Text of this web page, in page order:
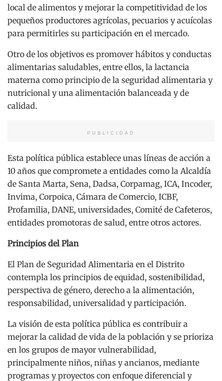
local de alimentos y mejorar la competitividad de los
pequeños productores agrícolas, pecuarios y acuícolas
para permitirles su participación en el mercado.
Otro de los objetivos es promover hábitos y conductas
alimentarias saludables, entre ellos, la lactancia
materna como principio de la seguridad alimentaria y
nutricional y una alimentación balanceada y de
calidad.
PUBLICIDAD
Esta política pública establece unas líneas de acción a
10 años que compromete a entidades como la Alcaldía
de Santa Marta, Sena, Dadsa, Corpamag, ICA, Incoder,
Invima, Corpoica, Cámara de Comercio, ICBF,
Profamilia, DANE, universidades, Comité de Cafeteros,
entidades promotoras de salud, entre otros actores.
Principios del Plan
El Plan de Seguridad Alimentaria en el Distrito
contempla los principios de equidad, sostenibilidad,
perspectiva de género, derecho a la alimentación,
responsabilidad, universalidad y participación.
La visión de esta política pública es contribuir a
mejorar la calidad de vida de la población y se prioriza
en los grupos de mayor vulnerabilidad,
principalmente niños, niñas y ancianos, mediante
programas y proyectos con enfoque diferencial y